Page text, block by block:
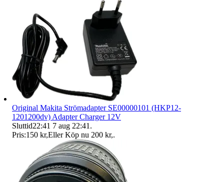
Original Makita Strömadapter SE00000101 (HKP12-
1201200dv) Adapter Charger 12V
Sluttid22:41 7 aug 22:41 .
Pris:150 kr,Eller Köp nu 200 kr,.